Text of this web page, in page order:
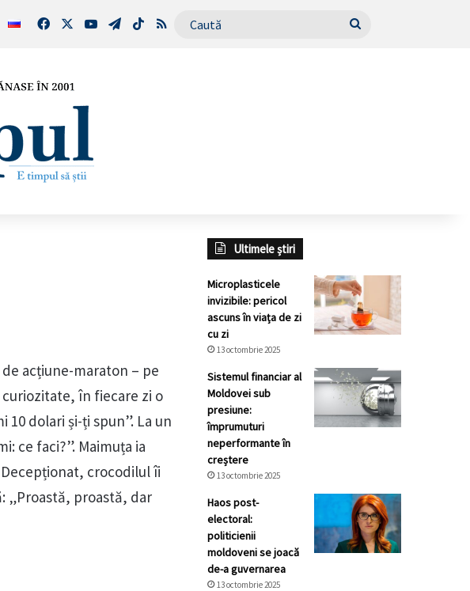
FacebookYouTubeTelegram
TikTokRSS Caută
acțiune-maraton – pe
în fiecare zi o
10 dolari și-ți spun”. La un
ce faci?”. Maimuța ia
crocodilul îi
„Proastă, proastă, dar
Ultimele știri
Microplasticele
invizibile: pericol
ascuns în viața de zi
cu zi
13 octombrie 2025
Sistemul financiar al
Moldovei sub
presiune:
împrumuturi
neperformante în
creștere
13 octombrie 2025
Haos post-
electoral:
politicienii
moldoveni se joacă
de-a guvernarea
13 octombrie 2025